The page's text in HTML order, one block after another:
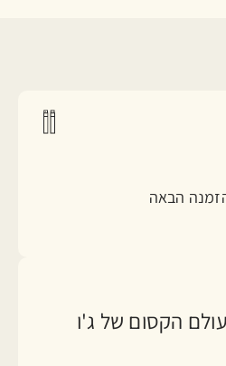
הבאה
הקסום של ג'ו